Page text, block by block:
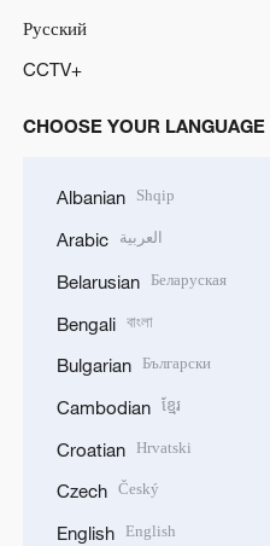
Русский
CCTV+
CHOOSE YOUR LANGUAGE
Albanian Shqip
Arabic العربية
Belarusian Беларуская
Bengali বাংলা
Bulgarian Български
Cambodian ខ្មែរ
Croatian Hrvatski
Czech Český
English English